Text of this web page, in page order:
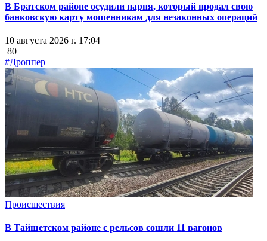
В Братском районе осудили парня, который продал свою
банковскую карту мошенникам для незаконных операций
10 августа 2026 г. 17:04
80
#Дроппер
Происшествия
В Тайшетском районе с рельсов сошли 11 вагонов